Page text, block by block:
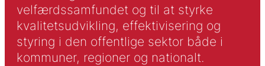
velfærdssamfundet og til at styrke
kvalitetsudvikling, effektivisering og
styring i den offentlige sektor både i
kommuner, regioner og nationalt.